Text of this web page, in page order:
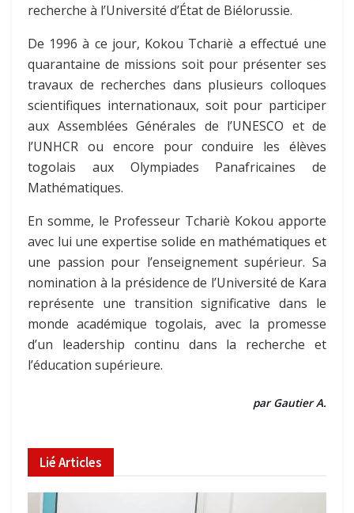
recherche à l’Université d’État de Biélorussie.
De 1996 à ce jour, Kokou Tchariè a effectué une
quarantaine de missions soit pour présenter ses
travaux de recherches dans plusieurs colloques
scientifiques internationaux, soit pour participer
aux Assemblées Générales de l’UNESCO et de
l’UNHCR ou encore pour conduire les élèves
togolais aux Olympiades Panafricaines de
Mathématiques.
En somme, le Professeur Tchariè Kokou apporte
avec lui une expertise solide en mathématiques et
une passion pour l’enseignement supérieur. Sa
nomination à la présidence de l’Université de Kara
représente une transition significative dans le
monde académique togolais, avec la promesse
d’un leadership continu dans la recherche et
l’éducation supérieure.
par Gautier A.
LiéArticles